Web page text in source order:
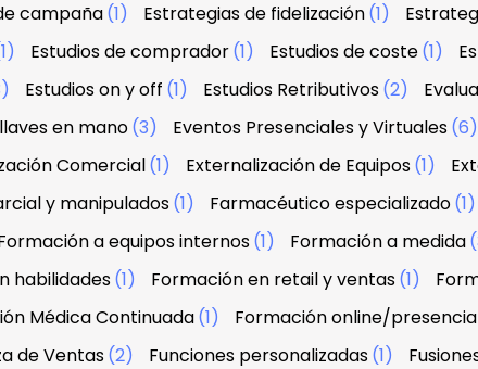
campaña(1) Estrategias de fidelización(1)
Estudios de comprador(1) Estudios de coste(1)
Estudios on y off (1) Estudios Retributivos(2)
en mano(3) Eventos Presenciales y Virtuales(6)
Comercial(1) Externalización de Equipos(1)
y manipulados(1) Farmacéutico especializado(1)
a equipos internos(1) Formación a medida
habilidades(1) Formación en retail y ventas(1)
Médica Continuada(1) Formación online/
de Ventas(2) Funciones personalizadas(1)